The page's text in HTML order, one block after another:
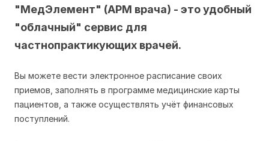
"МедЭлемент" (АРМ врача) - это удобный
"облачный" сервис для
частнопрактикующих врачей.
Вы можете вести электронное расписание своих
приемов, заполнять в программе медицинские карты
пациентов, а также осуществлять учёт финансовых
поступлений.